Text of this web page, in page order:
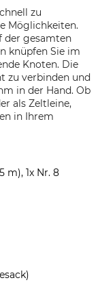
zu
Möglichkeiten.
der gesamten
knüpfen Sie im
Knoten. Die
zu verbinden und
in der Hand. Ob
als Zeltleine,
in Ihrem
m), 1x Nr. 8